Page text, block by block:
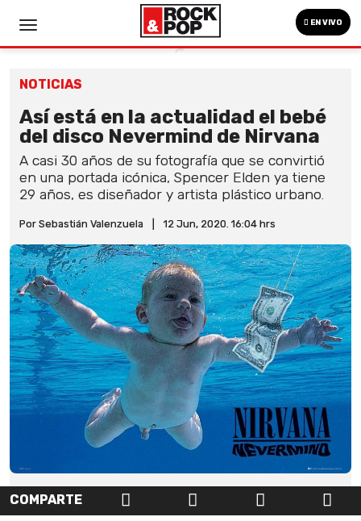
EN VIVO
NOTICIAS
Así está en la actualidad el bebé
del disco Nevermind de Nirvana
A casi 30 años de su fotografía que se convirtió
en una portada icónica, Spencer Elden ya tiene
29 años, es diseñador y artista plástico urbano.
Por Sebastián Valenzuela 12 Jun, 2020. 16:04 hrs
COMPARTE